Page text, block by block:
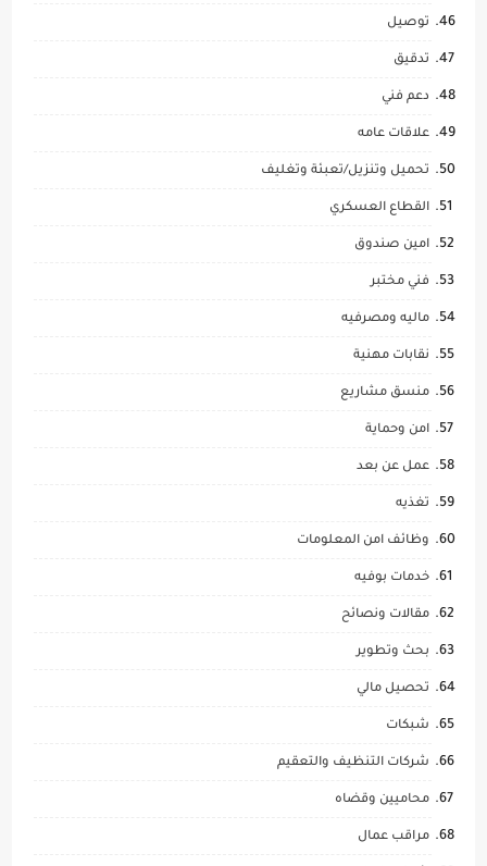
توصيل
تدقيق
دعم فني
علاقات عامه
تحميل وتنزيل/تعبئة وتغليف
القطاع العسكري
امين صندوق
فني مختبر
ماليه ومصرفيه
نقابات مهنية
منسق مشاريع
امن وحماية
عمل عن بعد
تغذيه
وظائف امن المعلومات
خدمات بوفيه
مقالات ونصائح
بحث وتطوير
تحصيل مالي
شبكات
شركات التنظيف والتعقيم
محاميين وقضاه
مراقب عمال